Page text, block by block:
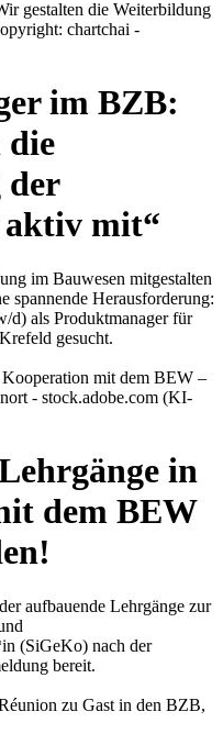
im BZB:
die
der
mit“
im Bauwesen mitgestalten
spannende Herausforderung:
als Produktmanager für
gesucht.
in
dem BEW
aufbauende Lehrgänge zur
(SiGeKo) nach der
bereit.